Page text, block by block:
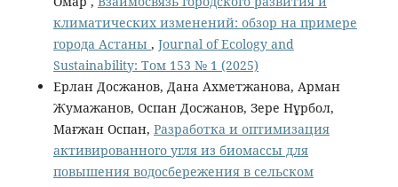
климатических изменений: обзор на примере
города Астаны , Journal of Ecology and
Sustainability: Том 153 № 1 (2025)
Ерлан Досжанов, Дана Ахметжанова, Арман
Жумажанов, Оспан Досжанов, Зере Нұрбол,
Мағжан Оспан, Разработка и оптимизация
активированного угля из биомассы для
повышения водосбережения в сельском